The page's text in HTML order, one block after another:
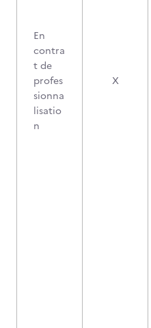
En
contra
t de
profes
sionna
lisatio
n
X